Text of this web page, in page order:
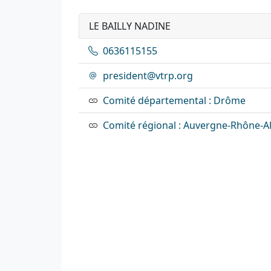
LE BAILLY NADINE
0636115155
president@vtrp.org
Comité départemental : Drôme
Comité régional : Auvergne-Rhône-